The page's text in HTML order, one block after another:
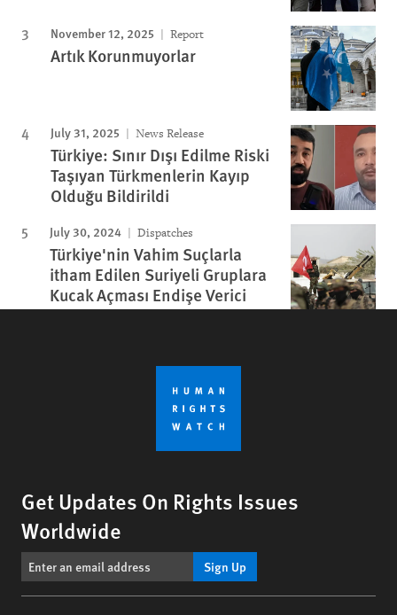
November 12, 2025 Report
Artık Korunmuyorlar
July 31, 2025 News Release
Türkiye: Sınır Dışı Edilme Riski
Taşıyan Türkmenlerin Kayıp
Olduğu Bildirildi
July 30, 2024 Dispatches
Türkiye'nin Vahim Suçlarla
itham Edilen Suriyeli Gruplara
Kucak Açması Endişe Verici
Get Updates On Rights Issues
Worldwide
Sign Up